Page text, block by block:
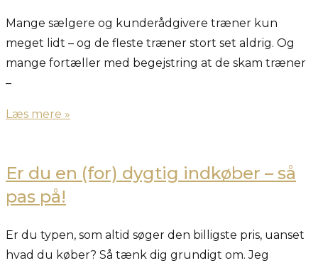
Mange sælgere og kunderådgivere træner kun
meget lidt – og de fleste træner stort set aldrig. Og
mange fortæller med begejstring at de skam træner
–
Læs mere »
Er du en (for) dygtig indkøber – så
pas på!
Er du typen, som altid søger den billigste pris, uanset
hvad du køber? Så tænk dig grundigt om. Jeg